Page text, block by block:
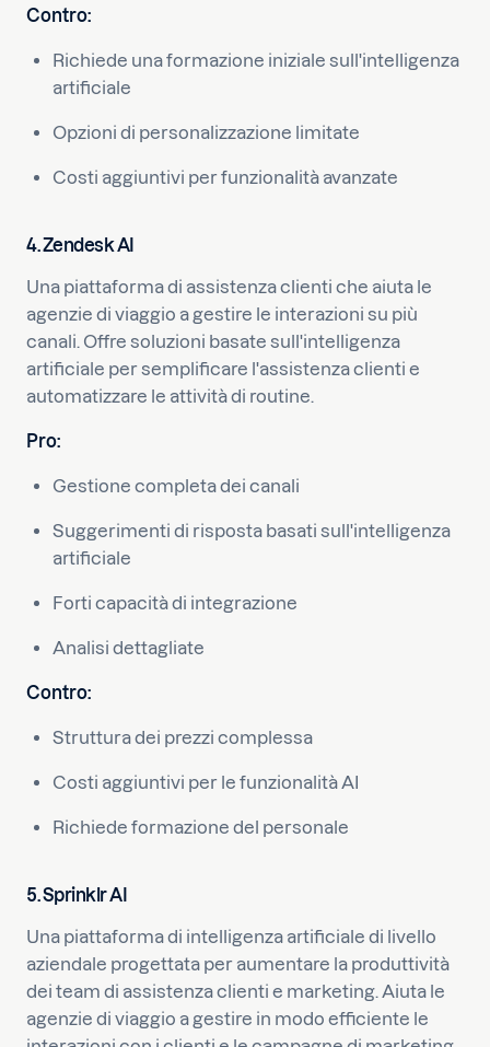
Contro:
Richiede una formazione iniziale sull'intelligenza
artificiale
Opzioni di personalizzazione limitate
Costi aggiuntivi per funzionalità avanzate
4. Zendesk AI
Una piattaforma di assistenza clienti che aiuta le
agenzie di viaggio a gestire le interazioni su più
canali. Offre soluzioni basate sull'intelligenza
artificiale per semplificare l'assistenza clienti e
automatizzare le attività di routine.
Pro:
Gestione completa dei canali
Suggerimenti di risposta basati sull'intelligenza
artificiale
Forti capacità di integrazione
Analisi dettagliate
Contro:
Struttura dei prezzi complessa
Costi aggiuntivi per le funzionalità AI
Richiede formazione del personale
5. Sprinklr AI
Una piattaforma di intelligenza artificiale di livello
aziendale progettata per aumentare la produttività
dei team di assistenza clienti e marketing. Aiuta le
agenzie di viaggio a gestire in modo efficiente le